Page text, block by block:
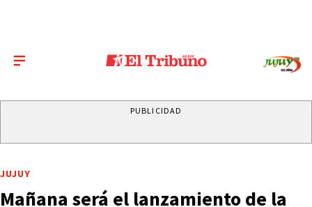
PUBLICIDAD
JUJUY
Mañana será el lanzamiento de la